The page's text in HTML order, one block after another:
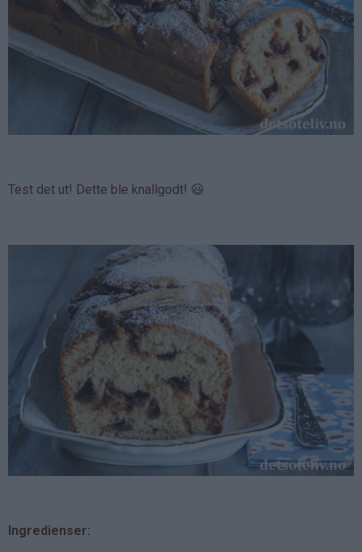
Test det ut! Dette ble knallgodt! 😃
Ingredienser: